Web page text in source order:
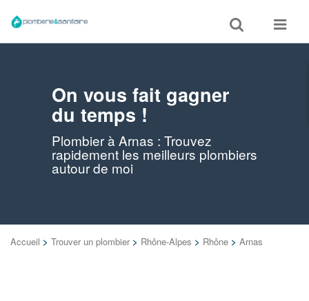
Toggle
search
Toggle
On vous fait gagner
du temps !
Plombier à Arnas : Trouvez
rapidement les meilleurs plombiers
autour de moi
Accueil > Trouver un plombier > Rhône-Alpes > Rhône > Arnas